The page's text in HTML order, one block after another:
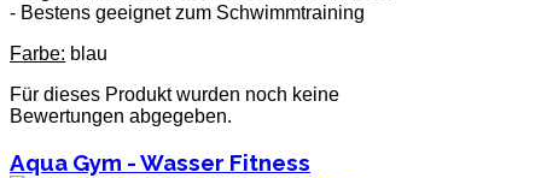
- Bestens geeignet zum Schwimmtraining
Farbe: blau
Für dieses Produkt wurden noch keine
Bewertungen abgegeben.
Aqua Gym - Wasser Fitness